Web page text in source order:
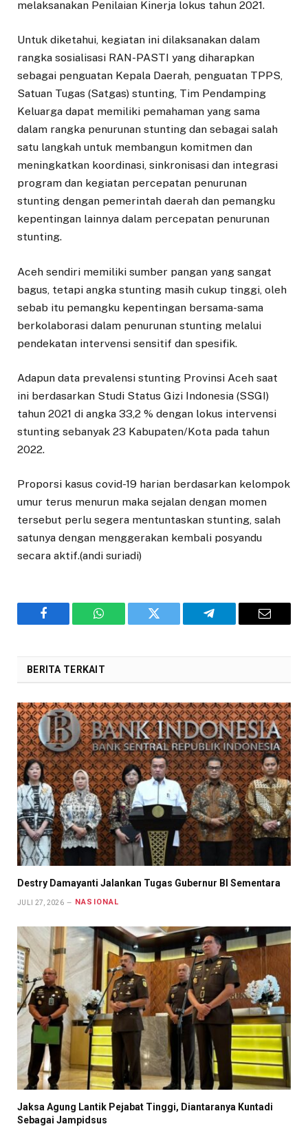
melaksanakan Penilaian Kinerja lokus tahun 2021.
Untuk diketahui, kegiatan ini dilaksanakan dalam
rangka sosialisasi RAN-PASTI yang diharapkan
sebagai penguatan Kepala Daerah, penguatan TPPS,
Satuan Tugas (Satgas) stunting, Tim Pendamping
Keluarga dapat memiliki pemahaman yang sama
dalam rangka penurunan stunting dan sebagai salah
satu langkah untuk membangun komitmen dan
meningkatkan koordinasi, sinkronisasi dan integrasi
program dan kegiatan percepatan penurunan
stunting dengan pemerintah daerah dan pemangku
kepentingan lainnya dalam percepatan penurunan
stunting.
Aceh sendiri memiliki sumber pangan yang sangat
bagus, tetapi angka stunting masih cukup tinggi, oleh
sebab itu pemangku kepentingan bersama-sama
berkolaborasi dalam penurunan stunting melalui
pendekatan intervensi sensitif dan spesifik.
Adapun data prevalensi stunting Provinsi Aceh saat
ini berdasarkan Studi Status Gizi Indonesia (SSGI)
tahun 2021 di angka 33,2 % dengan lokus intervensi
stunting sebanyak 23 Kabupaten/Kota pada tahun
2022.
Proporsi kasus covid-19 harian berdasarkan kelompok
umur terus menurun maka sejalan dengan momen
tersebut perlu segera mentuntaskan stunting, salah
satunya dengan menggerakan kembali posyandu
secara aktif.(andi suriadi)
Facebook WhatsAppTwitter Telegram Email
BERITA TERKAIT
Destry Damayanti Jalankan Tugas Gubernur BI Sementara
JULI 27, 2026 NASIONAL
Jaksa Agung Lantik Pejabat Tinggi, Diantaranya Kuntadi
Sebagai Jampidsus